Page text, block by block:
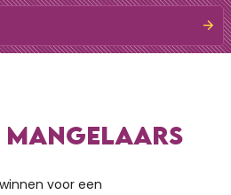
voor een